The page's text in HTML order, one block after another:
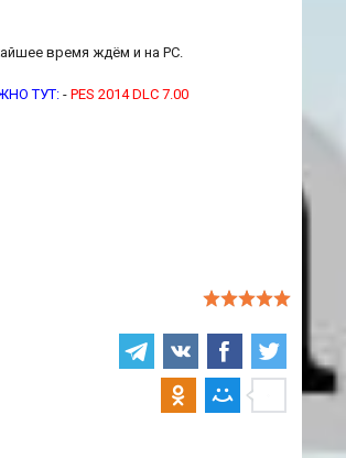
время ждём и на РС.
ТУТ:- PES 2014 DLC 7.00